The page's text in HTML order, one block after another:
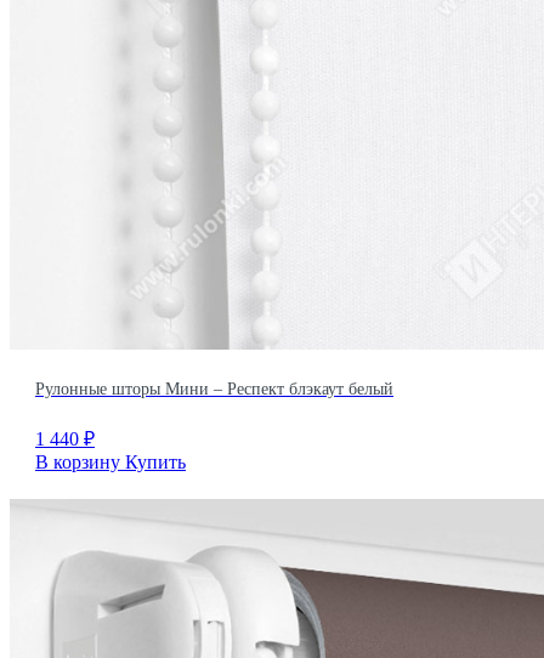
Рулонные шторы Мини – Респект блэкаут белый
1 440 ₽
В корзину Купить